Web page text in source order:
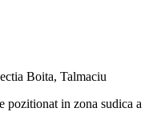
Boita, Talmaciu
pozitionat in zona sudica a